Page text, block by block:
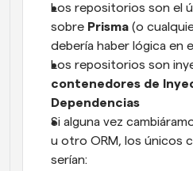
Los repositorios son el
sobre Prisma (o
debería haber lógica en
contenedores de
Dependencias
Si alguna vez
u otro ORM, los únicos
serían: